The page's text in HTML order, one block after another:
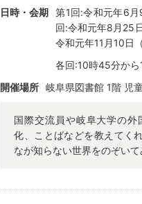
日時・会期
第1回:令和元年6
回:令和元年8月25
令和元年11月10日（
各回:10時45分か
開催場所
岐阜県図書館 1階 児
国際交流員や岐阜大学の
化、ことばなどを教えてく
なが知らない世界をのぞいて